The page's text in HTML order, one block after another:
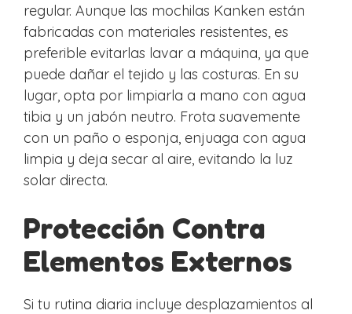
regular. Aunque las mochilas Kanken están
fabricadas con materiales resistentes, es
preferible evitarlas lavar a máquina, ya que
puede dañar el tejido y las costuras. En su
lugar, opta por limpiarla a mano con agua
tibia y un jabón neutro. Frota suavemente
con un paño o esponja, enjuaga con agua
limpia y deja secar al aire, evitando la luz
solar directa.
Protección Contra
Elementos Externos
Si tu rutina diaria incluye desplazamientos al